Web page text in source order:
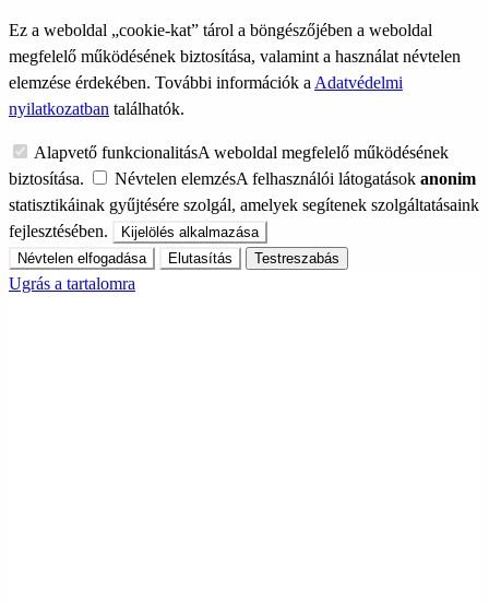
Ez a weboldal „cookie-kat” tárol a böngészőjében a weboldal
megfelelő működésének biztosítása, valamint a használat névtelen
elemzése érdekében. További információk a Adatvédelmi
nyilatkozatban találhatók.
Alapvető funkcionalitásA weboldal megfelelő működésének
biztosítása.
Névtelen elemzésA felhasználói látogatások anonim
statisztikáinak gyűjtésére szolgál, amelyek segítenek szolgáltatásaink
fejlesztésében.
Kijelölés alkalmazása
Névtelen elfogadása
Elutasítás Testreszabás
Ugrás a tartalomra